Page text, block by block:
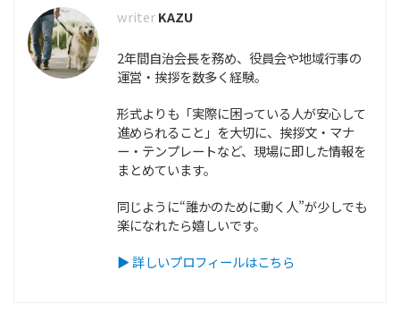
KAZU
2年間自治会長を務め、役員会や地域行事の
運営・挨拶を数多く経験。
形式よりも「実際に困っている人が安心して
進められること」を大切に、挨拶文・マナ
ー・テンプレートなど、現場に即した情報を
まとめています。
同じように“誰かのために動く人”が少しでも
楽になれたら嬉しいです。
▶ 詳しいプロフィールはこちら